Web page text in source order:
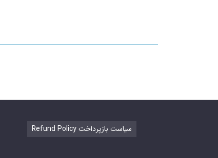
Refund Policy سیاست بازپرداخت